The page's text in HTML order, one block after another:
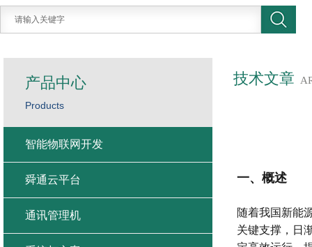
技术文章
一、概述
随着我国新能
关键支撑，日
产品中心
Products
智能物联网开发
舜通云平台
通讯管理机